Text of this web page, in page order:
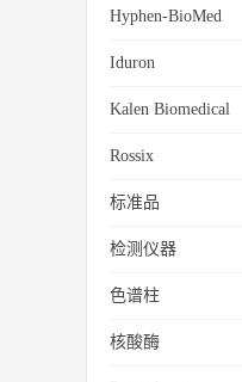
Hyphen-BioMed
Iduron
Kalen Biomedical
Rossix
标准品
检测仪器
色谱柱
核酸酶